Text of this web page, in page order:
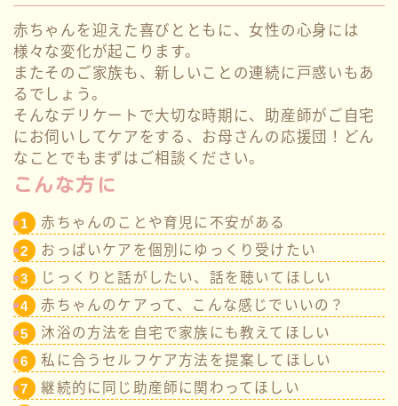
⾚ちゃんを迎えた喜びとともに、⼥性の⼼⾝には
様々な変化が起こります。
またそのご家族も、新しいことの連続に⼾惑いもあ
るでしょう。
そんなデリケートで⼤切な時期に、助産師がご⾃宅
にお伺いしてケアをする、お⺟さんの応援団！どん
なことでもまずはご相談ください。
こんな方に
赤ちゃんのことや育児に不安がある
おっぱいケアを個別にゆっくり受けたい
じっくりと話がしたい、話を聴いてほしい
赤ちゃんのケアって、こんな感じでいいの？
沐浴の方法を自宅で家族にも教えてほしい
私に合うセルフケア方法を提案してほしい
継続的に同じ助産師に関わってほしい